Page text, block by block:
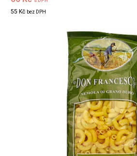
55 Kč bez DPH